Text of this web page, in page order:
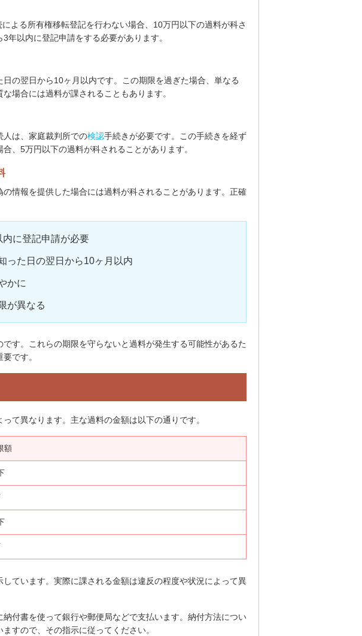
による所有権移転登記を行わない場合、10万円以下の過料が科さ
年以内に登記申請をする必要があります。
日の翌日から10ヶ月以内です。この期限を過ぎた場合、単なる
場合には過料が課されることもあります。
人は、家庭裁判所での検認手続きが必要です。この手続きを経ず
、5万円以下の過料が科されることがあります。
情報を提供した場合には過料が科されることがあります。正確
に登記申請が必要
った日の翌日から10ヶ月以内
かに
が異なる
です。これらの期限を守らないと過料が発生する可能性があるた
です。
て異なります。主な過料の金額は以下の通りです。
額
しています。実際に課される金額は違反の程度や状況によって異
付書を使って銀行や郵便局などで支払います。納付方法につい
すので、その指示に従ってください。